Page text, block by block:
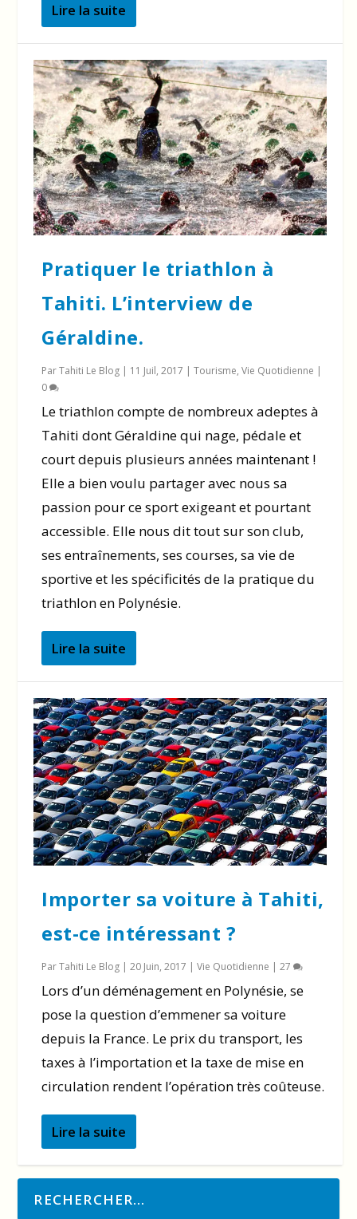
Lire la suite
Pratiquer le triathlon à
Tahiti. L’interview de
Géraldine.
ParTahiti Le Blog | 11 Juil, 2017 |Tourisme,Vie Quotidienne |
0
Le triathlon compte de nombreux adeptes à
Tahiti dont Géraldine qui nage, pédale et
court depuis plusieurs années maintenant !
Elle a bien voulu partager avec nous sa
passion pour ce sport exigeant et pourtant
accessible. Elle nous dit tout sur son club,
ses entraînements, ses courses, sa vie de
sportive et les spécificités de la pratique du
triathlon en Polynésie.
Lire la suite
Importer sa voiture à Tahiti,
est-ce intéressant ?
ParTahiti Le Blog |20 Juin, 2017 |Vie Quotidienne |27
Lors d’un déménagement en Polynésie, se
pose la question d’emmener sa voiture
depuis la France. Le prix du transport, les
taxes à l’importation et la taxe de mise en
circulation rendent l’opération très coûteuse.
Lire la suite